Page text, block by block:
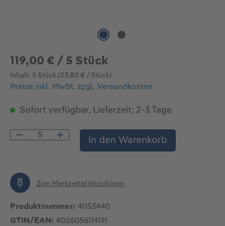
119,00 € / 5 Stück
Inhalt: 5 Stück (23,80 € / Stück)
Preise inkl. MwSt. zzgl. Versandkosten
Sofort verfügbar, Lieferzeit: 2-3 Tage
Produkt Anzahl: Gib den gewünschten
In den Warenkorb
Zum Merkzettel hinzufügen
Produktnummer: 4053440
GTIN/EAN: 4026056114191